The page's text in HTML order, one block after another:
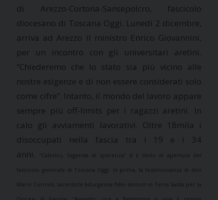
di Arezzo-Cortona-Sansepolcro, fascicolo
diocesano di Toscana Oggi. Lunedì 2 dicembre,
arriva ad Arezzo il ministro Enrico Giovannini,
per un incontro con gli universitari aretini.
“Chiederemo che lo stato sia più vicino alle
nostre esigenze e di non essere considerati solo
come cifre”. Intanto, il mondo del lavoro appare
sempre più off-limits per i ragazzi aretini. In
calo gli avviamenti lavorativi. Oltre 18mila i
disoccupati nella fascia tra i 19 e i 34
anni.
“Cattolici, l’agenda di sperenza” è il titolo di apertura del
fascicolo generale di Toscana Oggi. In prima, la testimonianza di don
Mario Cornioli, sacerdote biturgense fidei donum in Terra Santa per la